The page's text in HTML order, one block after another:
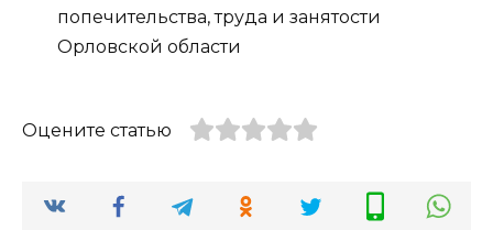
попечительства, труда и занятости
Орловской области
Оцените статью